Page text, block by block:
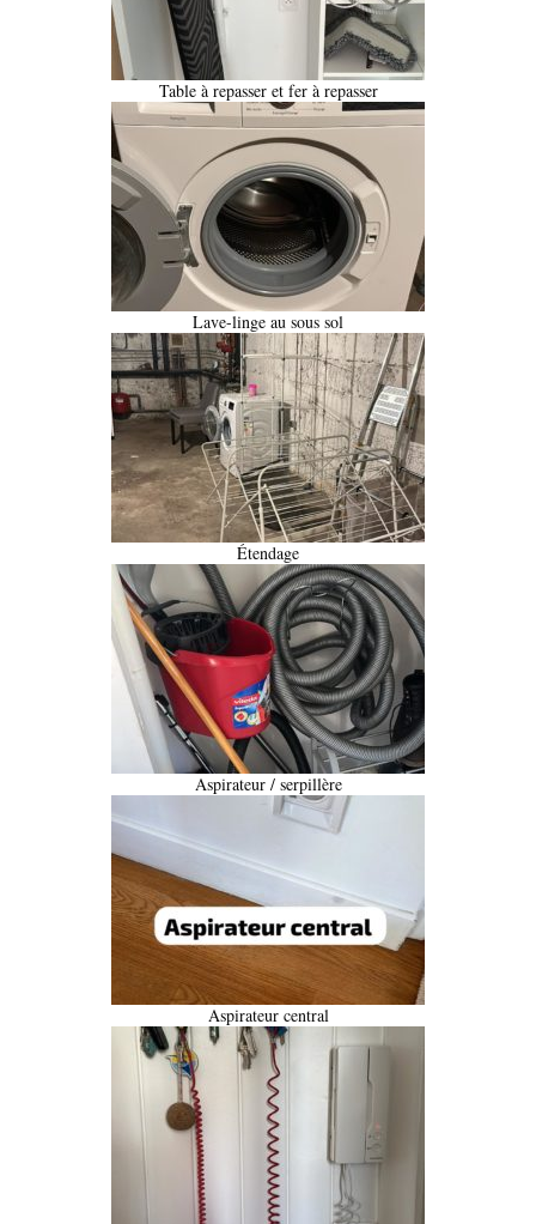
Table à repasser et fer à repasser
Lave-linge au sous sol
Étendage
Aspirateur / serpillère
Aspirateur central